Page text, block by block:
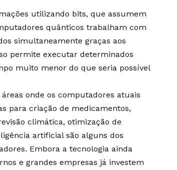
utilizando bits, que assumem
quânticos trabalham com
simultaneamente graças aos
permite executar determinados
muito menor do que seria possível
onde os computadores atuais
para criação de medicamentos,
climática, otimização de
artificial são alguns dos
Embora a tecnologia ainda
e grandes empresas já investem